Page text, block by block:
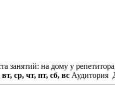
занятий: на дому у
ср, чт, пт, сб, вс Аудитория